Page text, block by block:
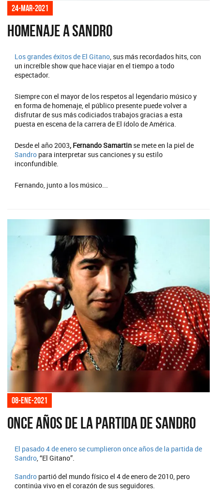
24-mar-2021
Homenaje a Sandro
Los grandes éxitos de El Gitano , sus más recordados hits, con
un increíble show que hace viajar en el tiempo a todo
espectador.
Siempre con el mayor de los respetos al legendario músico y
en forma de homenaje, el público presente puede volver a
disfrutar de sus más codiciados trabajos gracias a esta
puesta en escena de la carrera de El ídolo de América.
Desde el año 2003, Fernando Samartin se mete en la piel de
Sandro para interpretar sus canciones y su estilo
inconfundible.
Fernando, junto a los músico...
08-ene-2021
Once años de la partida de Sandro
El pasado 4 de enero se cumplieron once años de la partida de
Sandro, “El Gitano”.
Sandro partió del mundo físico el 4 de enero de 2010, pero
continúa vivo en el corazón de sus seguidores.